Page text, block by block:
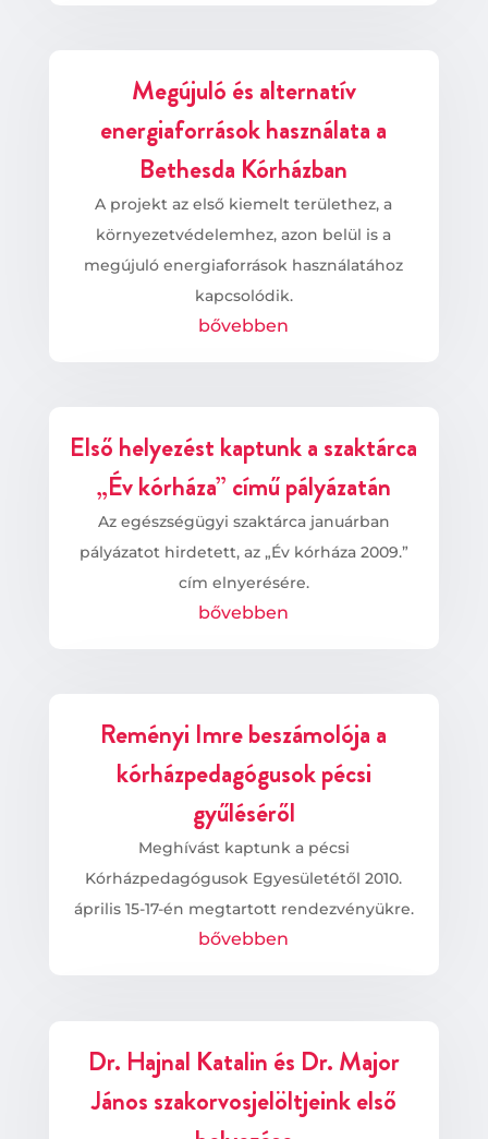
Megújuló és alternatív
energiaforrások használata a
Bethesda Kórházban
A projekt az első kiemelt területhez, a
környezetvédelemhez, azon belül is a
megújuló energiaforrások használatához
kapcsolódik.
bővebben
Első helyezést kaptunk a szaktárca
„Év kórháza” című pályázatán
Az egészségügyi szaktárca januárban
pályázatot hirdetett, az „Év kórháza 2009.”
cím elnyerésére.
bővebben
Reményi Imre beszámolója a
kórházpedagógusok pécsi
gyűléséről
Meghívást kaptunk a pécsi
Kórházpedagógusok Egyesületétől 2010.
április 15-17-én megtartott rendezvényükre.
bővebben
Dr. Hajnal Katalin és Dr. Major
János szakorvosjelöltjeink első